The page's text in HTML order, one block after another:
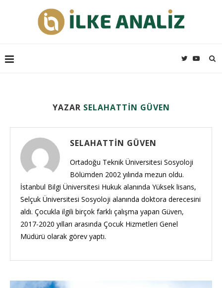
YAZAR SELAHATTIN GÜVEN
SELAHATTIN GÜVEN
Ortadoğu Teknik Üniversitesi Sosyoloji
Bölümden 2002 yılında mezun oldu.
İstanbul Bilgi Üniversitesi Hukuk alanında Yüksek lisans,
Selçuk Üniversitesi Sosyoloji alanında doktora derecesini
aldı. Çocukla ilgili birçok farklı çalışma yapan Güven,
2017-2020 yılları arasında Çocuk Hizmetleri Genel
Müdürü olarak görev yaptı.